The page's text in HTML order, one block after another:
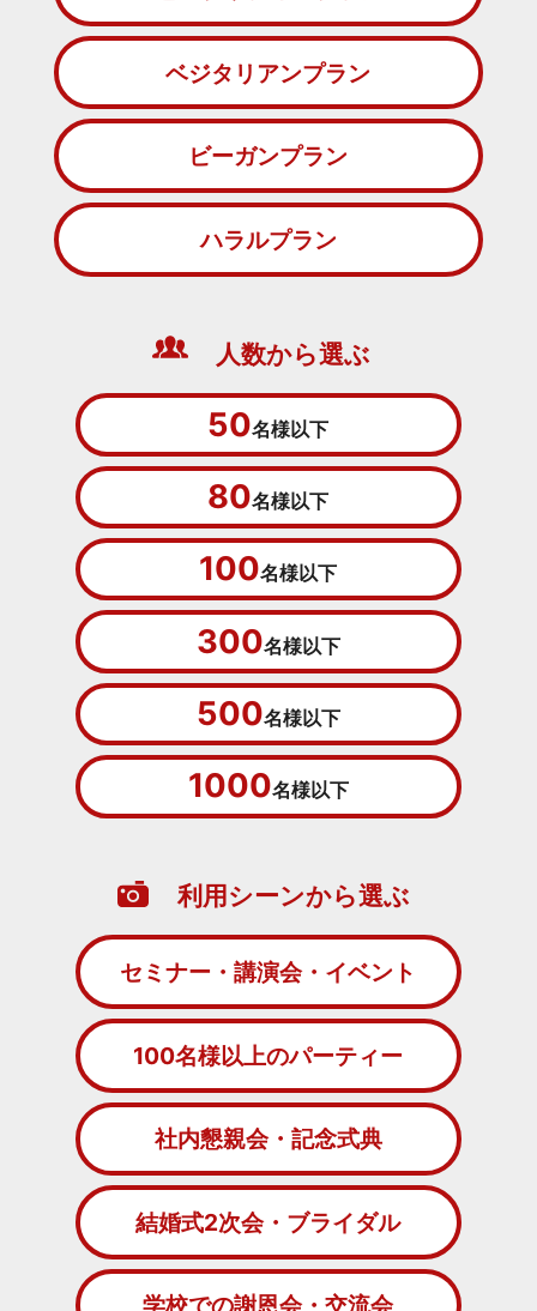
ベジタリアンプラン
ビーガンプラン
ハラルプラン
人数から選ぶ
50名様以下
80名様以下
100名様以下
300名様以下
500名様以下
1000名様以下
利用シーンから選ぶ
セミナー・講演会・イベント
100名様以上のパーティー
社内懇親会・記念式典
結婚式2次会・ブライダル